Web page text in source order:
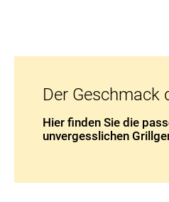
Der Geschmack
Hier finden Sie die
unvergesslichen